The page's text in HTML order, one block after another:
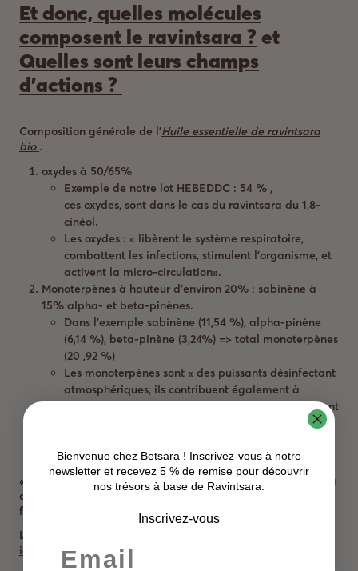
Et donc, quelles molécules
composent le ravintsara ? et
Quelles sont leurs champs
d’actions ?
Composition générale de l’Huile essentielle de ravintsara
bio :
oxydes à 50/65%
Exemple de notre lot HEBEDDC : 54 % ,
ces oxydes, sont dans le cas du ravintsara du 1,8-
cinéol.
Les oxydes : « libèrent le système respiratoire,
combattent les infections, stimulent l’organisme, et
activent la micro-circulation».
Monoterpènes à hauteur d’environ 20% : sabinène à
15% alpha- et beta-pinènes.
Dans l’exemple sabinène (11,54 %), alpha-pinène
(6,14 %), beta-pinène (3,24%) => total monoterpènes
(20 ,92 %)
Les monoterpènes sont « des puissants désinfectant
atmosphériques, ils contribuent également à
décongestionner les voies respiratoires, ils protègent
linalol, thujanol.
« Ils remplacent et peuvent se substituer aux phénol grâce à
des propriétés anti-infectieuses et antivirales, mais leurs
faible toxicité les rendent utilisables chez l’enfant. »
Le document, présentant la chromatographie est disponible
ici
Bienvenue chez Betsara ! Inscrivez-vous à notre
newsletter et recevez 5 % de remise pour découvrir
nos trésors à base de Ravintsara.
Inscrivez-vous